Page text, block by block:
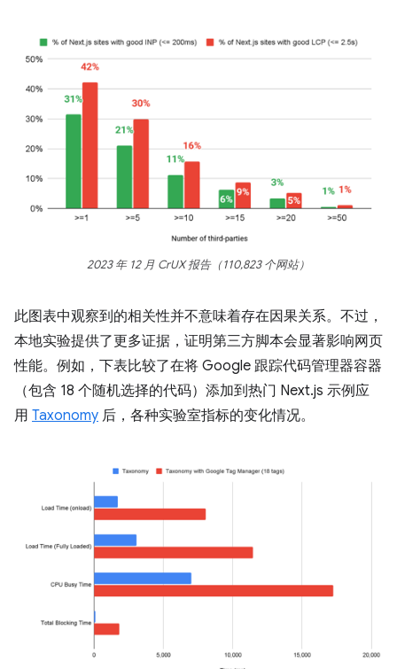
2023 年 12 月 CrUX 报告（110,823 个网站）
此图表中观察到的相关性并不意味着存在因果关系。不过，
本地实验提供了更多证据，证明第三方脚本会显著影响网页
性能。例如，下表比较了在将 Google 跟踪代码管理器容器
（包含 18 个随机选择的代码）添加到热门 Next.js 示例应
用 Taxonomy 后，各种实验室指标的变化情况。